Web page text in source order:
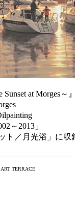
at Morges～』
～2013」
ト／月光浴」に収
TERRACE